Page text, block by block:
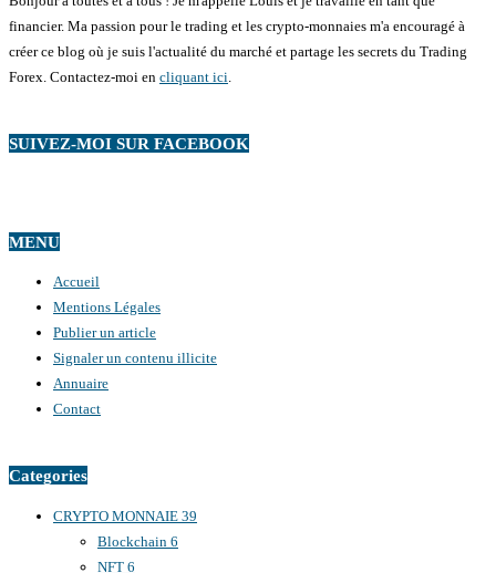
financier. Ma passion pour le trading et les crypto-monnaies m'a encouragé à
créer ce blog où je suis l'actualité du marché et partage les secrets du Trading
Forex. Contactez-moi en cliquant ici.
SUIVEZ-MOI SUR FACEBOOK
MENU
Accueil
Mentions Légales
Publier un article
Signaler un contenu illicite
Annuaire
Contact
Categories
CRYPTO MONNAIE 39
Blockchain 6
NFT 6